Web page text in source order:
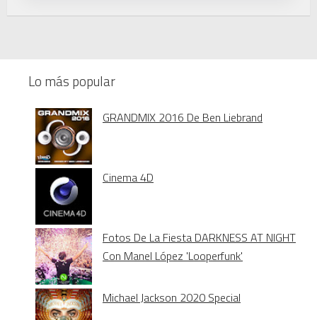
Lo más popular
GRANDMIX 2016 De Ben Liebrand
Cinema 4D
Fotos De La Fiesta DARKNESS AT NIGHT
Con Manel López 'Looperfunk'
Michael Jackson 2020 Special